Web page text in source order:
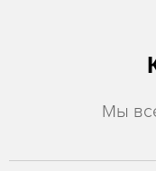
Мы